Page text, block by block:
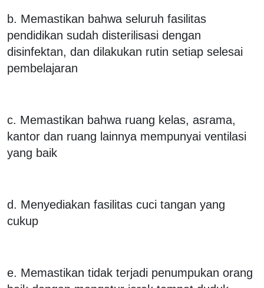
b. Memastikan bahwa seluruh fasilitas
pendidikan sudah disterilisasi dengan
disinfektan, dan dilakukan rutin setiap selesai
pembelajaran
c. Memastikan bahwa ruang kelas, asrama,
kantor dan ruang lainnya mempunyai ventilasi
yang baik
d. Menyediakan fasilitas cuci tangan yang
cukup
e. Memastikan tidak terjadi penumpukan orang